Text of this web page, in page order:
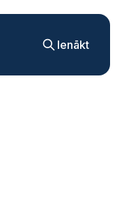
Ienākt